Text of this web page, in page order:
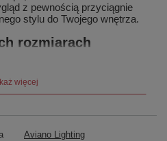
z pewnością przyciągnie
stylu do Twojego wnętrza.
rozmiarach
dzięki czemu możesz wybrać
więcej
Aviano Lighting